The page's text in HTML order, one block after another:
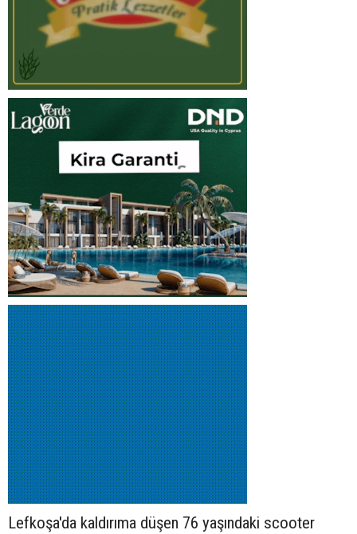
Lefkoşa'da kaldırıma düşen 76 yaşındaki scooter